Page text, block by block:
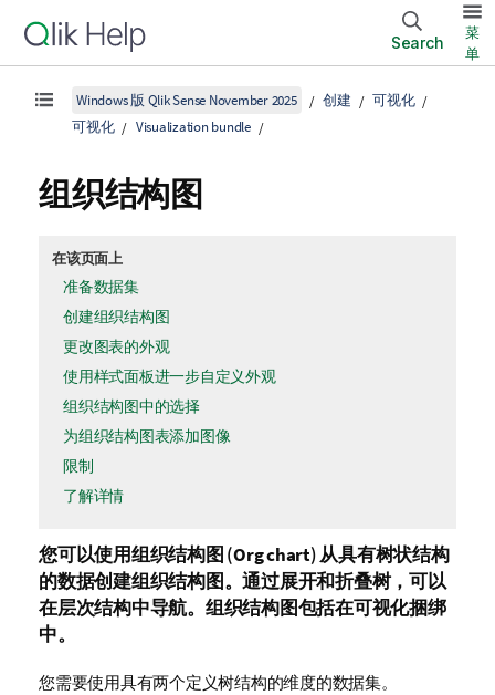
Search
菜
单
Windows 版 Qlik Sense November 2025 创建
可视化
可视化
Visualization bundle
组织结构图
在该页面上
准备数据集
创建组织结构图
更改图表的外观
使用样式面板进一步自定义外观
组织结构图中的选择
为组织结构图表添加图像
限制
了解详情
您可以使用组织结构图 (Org chart) 从具有树状结构
的数据创建组织结构图。通过展开和折叠树，可以
在层次结构中导航。组织结构图包括在可视化捆绑
中。
您需要使用具有两个定义树结构的维度的数据集。